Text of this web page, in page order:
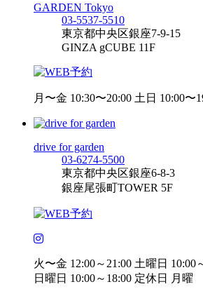
GARDEN Tokyo
03-5537-5510
東京都中央区銀座7-9-15
GINZA gCUBE 11F
月〜金 10:30〜20:00 土日 10:00〜
drive for garden
03-6274-5500
東京都中央区銀座6-8-3
銀座尾張町TOWER 5F
火〜金 12:00～21:00 土曜日 10:00
日曜日 10:00～18:00 定休日 月曜